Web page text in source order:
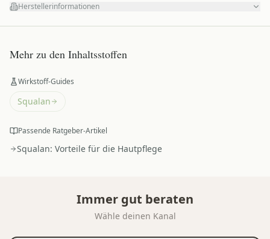
Herstellerinformationen
Mehr zu den Inhaltsstoffen
Wirkstoff-Guides
Squalan
Passende Ratgeber-Artikel
Squalan: Vorteile für die Hautpflege
Immer gut beraten
Wähle deinen Kanal